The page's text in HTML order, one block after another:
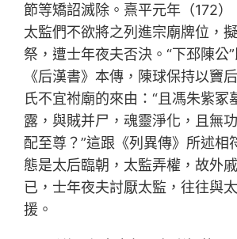
節等矯詔滅除。熹平元年（172）
太監們不欲將之列進宗廟牌位，
祭，遭士年夜夫否決。“下邳陳公
《后漢書》本傳，陳球保持以竇
氏不宜祔廟的來由：“且馮朱紫冢
露，與賊并尸，魂靈淨化，且無
配至尊？”這跟《列異傳》所述相
態是太后臨朝，太監弄權，故外
已，士年夜夫討厭太監，往往與
援。